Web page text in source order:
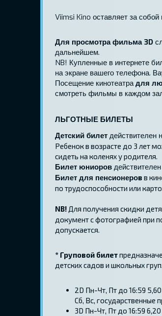
Viimsi Kino оставляет за
Для просмотра фильма 3D
дальнейшем.
NB! Купленные в интернете
на экране вашего телефона.
Посещение кинотеатрадля
смотреть фильмы в каждом
ЛЬГОТНЫЕ БИЛЕТЫ
Детский билет действителен
Ребенок в возрасте до 3 лет
сидеть на коленях у родителя.
Билет юниоров
Билет для пенсионеров в
по трудоспособности или
NB! Для получения скидки
документ с фотографией при
допускается.
* Груповой билет
детских садов и школьных груп.
2D Пн-Чт, Пт до 16:59
Сб, Вс, государственные
3D Пн-Чт, Пт до 16:59